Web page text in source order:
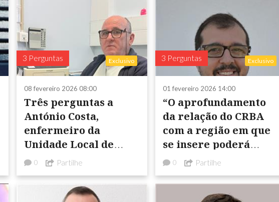
3 Perguntas Exclusivo
08 fevereiro 2026 08:00
Três perguntas a
António Costa,
enfermeiro da
Unidade Local de
Saúde do Baixo
Alentejo (Ulsba)
0 Partilhe
3 Perguntas Exclusivo
01 fevereiro 2026 14:00
“O aprofundamento
da relação do CRBA
com a região em que
se insere poderá
passar por uma
integração da cultura
musical local no seu ...
0 Partilhe